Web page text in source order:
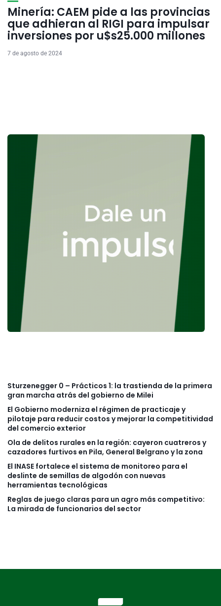
Minería: CAEM pide a las provincias
que adhieran al RIGI para impulsar
inversiones por u$s25.000 millones
7 de agosto de 2024
Sturzenegger 0 – Prácticos 1: la trastienda de la primera
gran marcha atrás del gobierno de Milei
El Gobierno moderniza el régimen de practicaje y
pilotaje para reducir costos y mejorar la competitividad
del comercio exterior
Ola de delitos rurales en la región: cayeron cuatreros y
cazadores furtivos en Pila, General Belgrano y la zona
El INASE fortalece el sistema de monitoreo para el
deslinte de semillas de algodón con nuevas
herramientas tecnológicas
Reglas de juego claras para un agro más competitivo:
La mirada de funcionarios del sector